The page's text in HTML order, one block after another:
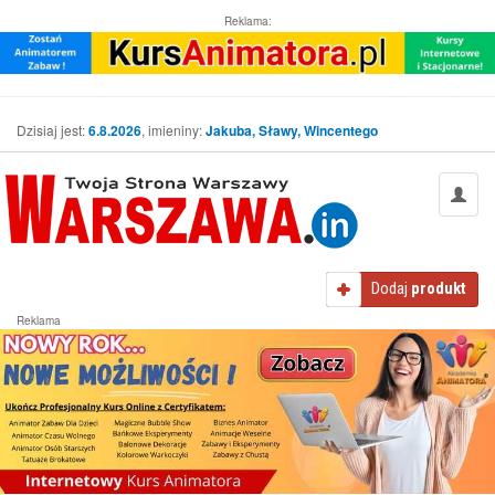
Reklama:
Dzisiaj jest:6.8.2026, imieniny:Jakuba, Sławy, Wincentego
Dodaj produkt
Reklama